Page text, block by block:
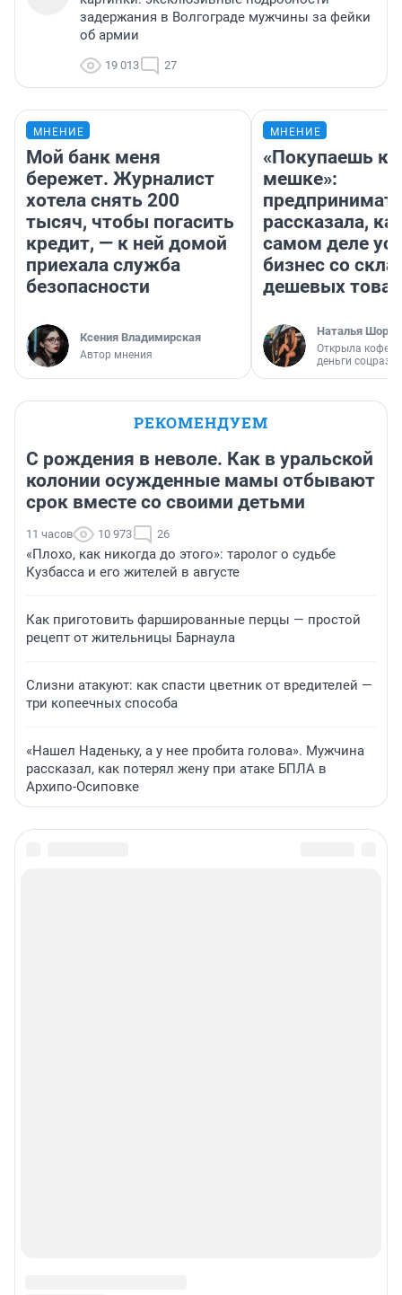
задержания в Волгограде мужчины за фейки
об армии
19 013 27
МНЕНИЕ
Мой банк меня
бережет. Журналист
хотела снять 200
тысяч, чтобы погасить
кредит, — к ней домой
приехала служба
безопасности
Ксения Владимирская
Автор мнения
МНЕНИЕ
«Покупаешь
мешке»:
рассказала,
самом деле
бизнес со
дешевых
Наталья
Открыла
деньги
РЕКОМЕНДУЕМ
С рождения в неволе. Как в уральской
колонии осужденные мамы отбывают
срок вместе со своими детьми
11 часов 10 973 26
«Плохо, как никогда до этого»: таролог о судьбе
Кузбасса и его жителей в августе
Как приготовить фаршированные перцы — простой
рецепт от жительницы Барнаула
Слизни атакуют: как спасти цветник от вредителей —
три копеечных способа
«Нашел Наденьку, а у нее пробита голова». Мужчина
рассказал, как потерял жену при атаке БПЛА в
Архипо-Осиповке